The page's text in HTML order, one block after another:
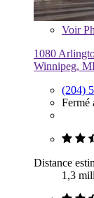
Voir
1080
Winnipeg,
(204)
Fermé
Distance
1,3